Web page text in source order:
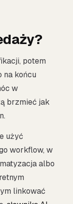
potem
na końcu
w
brzmieć jak
użyć
workflow, w
albo
linkować